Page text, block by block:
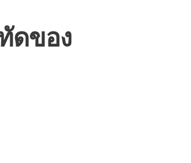
ดของ